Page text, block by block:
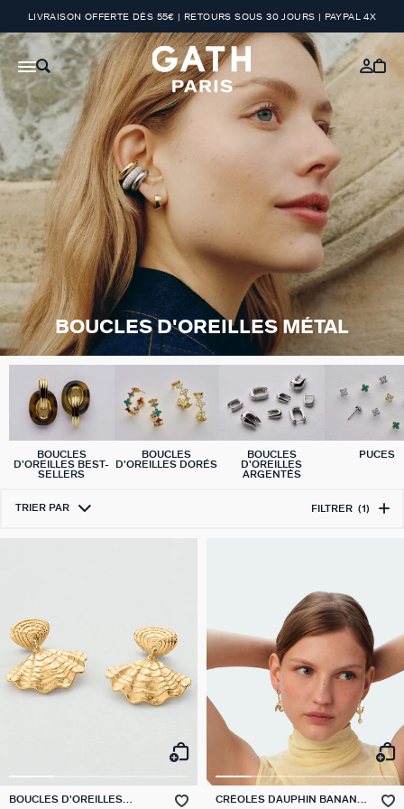
LIVRAISON OFFERTE DÈS 55€ | RETOURS SOUS 30 JOURS | PAYPAL 4X
BOUCLES D'OREILLES MÉTAL
BOUCLES
D'OREILLES BEST-
SELLERS
BOUCLES
D'OREILLES DORÉS
BOUCLES
D'OREILLES
ARGENTÉS
PUCES
TRIER PAR FILTRER (1)
BOUCLES D'OREILLES
CRÉOLES DAUPHIN BANANE